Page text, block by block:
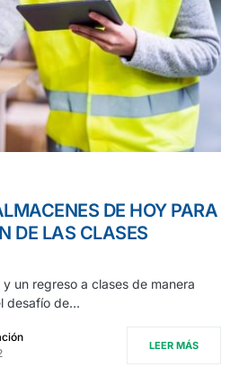
DE HOY PARA
DE LAS CLASES
un regreso a clases de manera
desafío de…
LEER MÁS